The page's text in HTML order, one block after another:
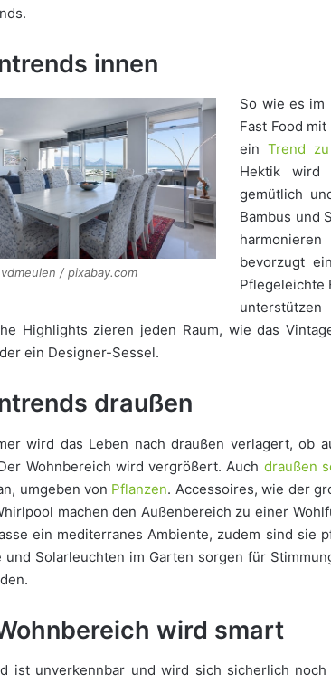
innen
/ pixabay.com
So wie es im
Fast Food
einTrend
Hektik wird
gemütlich
Bambus und
bevorzugt
Pflegeleichte
Highlights zieren jeden Raum, wie das
ein Designer-Sessel.
draußen
wird das Leben nach draußen verlagert, ob
Wohnbereich wird vergrößert. Auch draußen
umgeben von Pflanzen. Accessoires, wie der
machen den Außenbereich zu einer
ein mediterranes Ambiente, zudem sind sie
und Solarleuchten im Garten sorgen für
wird smart
ist unverkennbar und wird sich sicherlich